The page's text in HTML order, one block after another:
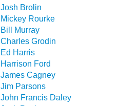
Josh Brolin
Mickey Rourke
Bill Murray
Charles Grodin
Ed Harris
Harrison Ford
James Cagney
Jim Parsons
John Francis Daley